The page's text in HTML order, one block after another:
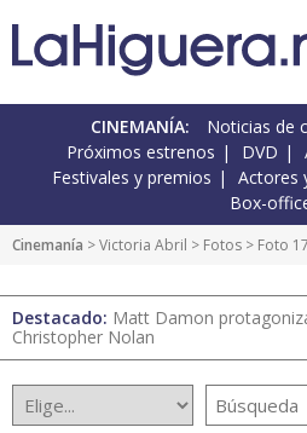
CINEMANÍA: Noticias de
Próximos estrenos
DVD
Festivales y premios
Actores
Box-
Cinemanía >Victoria Abril > Fotos > Foto
Destacado: Matt Damon
Christopher Nolan